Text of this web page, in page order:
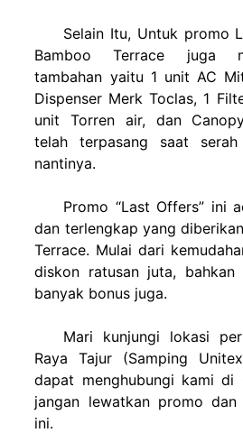
Selain Itu, Untuk promo
Bamboo Terrace juga
tambahan yaitu 1 unit AC
Dispenser Merk Toclas, 1
unit Torren air, dan
telah terpasang saat
nantinya.
Promo “Last Offers” ini
dan terlengkap yang
Terrace. Mulai dari
diskon ratusan juta, bahkan
banyak bonus juga.
Mari kunjungi lokasi
Raya Tajur (Samping
dapat menghubungi kami di
jangan lewatkan promo dan
ini.